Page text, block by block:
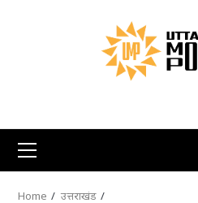
Primary
Menu
Home
उत्तराखंड